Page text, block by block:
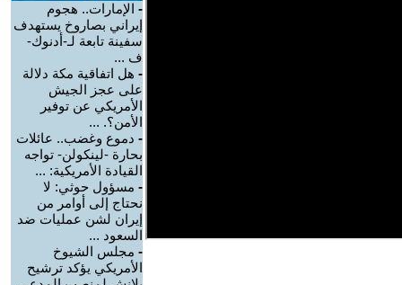
- الإمارات.. هجوم
إيراني بصاروخ يستهدف
سفينة تابعة لـ-أدنوك-
ف ...
- هل اتفاقية مكة دلالة
على عجز الجيش
الأمريكي عن توفير
الأمن؟. ...
- دموع وغضب.. عائلات
بحارة -لينكولن- تواجه
القيادة الأمريكية: ...
- مسؤول حوثي: لا
نحتاج إلى أوامر من
إيران لشن عمليات ضد
السعود ...
- مجلس الشيوخ
الأمريكي يؤكد ترشيح